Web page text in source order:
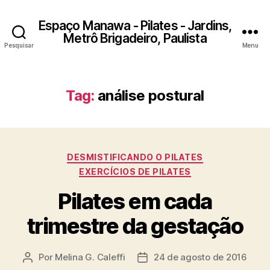
Pesquisar
Espaço Manawa - Pilates - Jardins,
Metrô Brigadeiro, Paulista
Menu
Tag: análise postural
Categorias
DESMISTIFICANDO O PILATES
EXERCÍCIOS DE PILATES
Pilates em cada
trimestre da gestação
Autor
Por Melina G. Caleffi
Data24 de agosto de 2016